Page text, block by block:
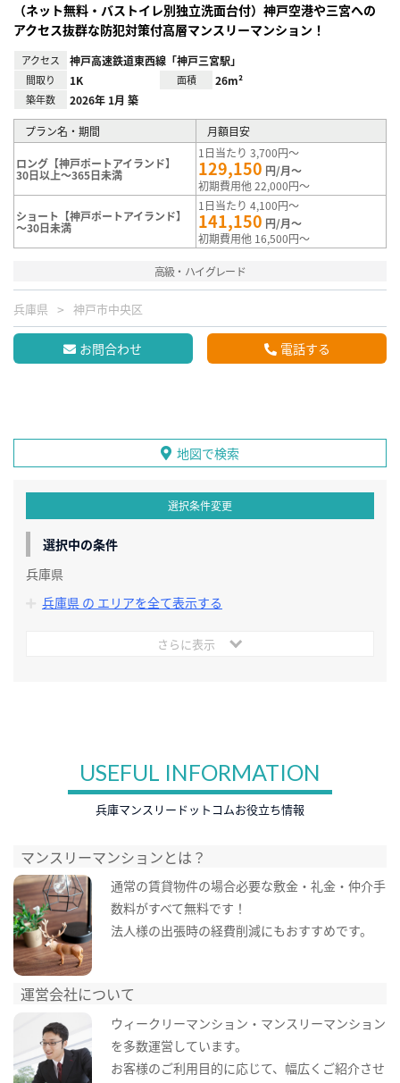
（ネット無料・バストイレ別独立洗面台付）神戸空港や三宮への
アクセス抜群な防犯対策付高層マンスリーマンション！
アクセス 神戸高速鉄道東西線「神戸三宮駅」
間取り 1K 面積 26m²
築年数 2026年 1月 築
プラン名・期間 月額目安
ロング【神戸ポートアイランド】
30日以上～365日未満
1日当たり 3,700円～
129,150 円/月～
初期費用他 22,000円～
ショート【神戸ポートアイランド】
～30日未満
1日当たり 4,100円～
141,150 円/月～
初期費用他 16,500円～
高級・ハイグレード
兵庫県 神戸市中央区
お問合わせ 電話する
地図で検索
選択条件変更
選択中の条件
兵庫県
兵庫県 の エリアを全て表示する
さらに表示
USEFUL INFORMATION
兵庫マンスリードットコムお役立ち情報
マンスリーマンションとは？
通常の賃貸物件の場合必要な敷金・礼金・仲介手
数料がすべて無料です！
法人様の出張時の経費削減にもおすすめです。
運営会社について
ウィークリーマンション・マンスリーマンション
を多数運営しています。
お客様のご利用目的に応じて、幅広くご紹介させ